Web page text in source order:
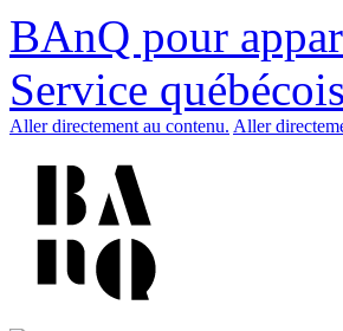
BAnQ pour
Service
Aller directement au contenu. Aller